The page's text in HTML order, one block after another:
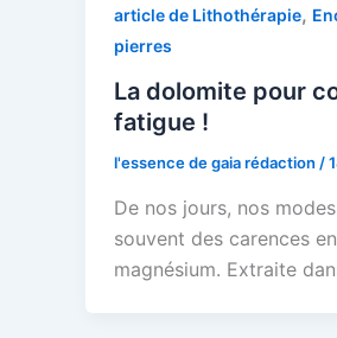
article de Lithothérapie,
pierres
La dolomite pour
fatigue !
l'essence de gaia rédaction /
De nos jours, nos
souvent des carences
magnésium. Extraite